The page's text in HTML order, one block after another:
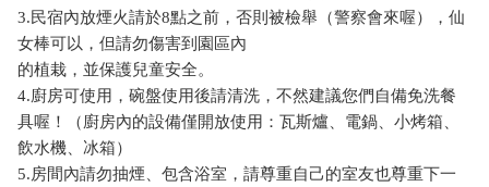
3.民宿內放煙火請於8點之前，否則被檢舉（警察會來喔），仙
女棒可以，但請勿傷害到園區內
的植栽，並保護兒童安全。
4.廚房可使用，碗盤使用後請清洗，不然建議您們自備免洗餐
具喔！（廚房內的設備僅開放使用：瓦斯爐、電鍋、小烤箱、
飲水機、冰箱）
5.房間內請勿抽煙、包含浴室，請尊重自己的室友也尊重下一